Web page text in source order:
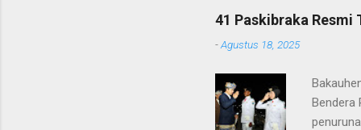
terima
Gunung
41 Paskibraka Resmi
-Agustus 18, 2025
Bendera